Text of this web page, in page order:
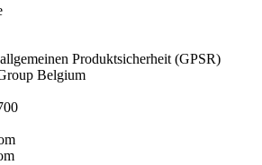
Produktsicherheit (GPSR)
Belgium